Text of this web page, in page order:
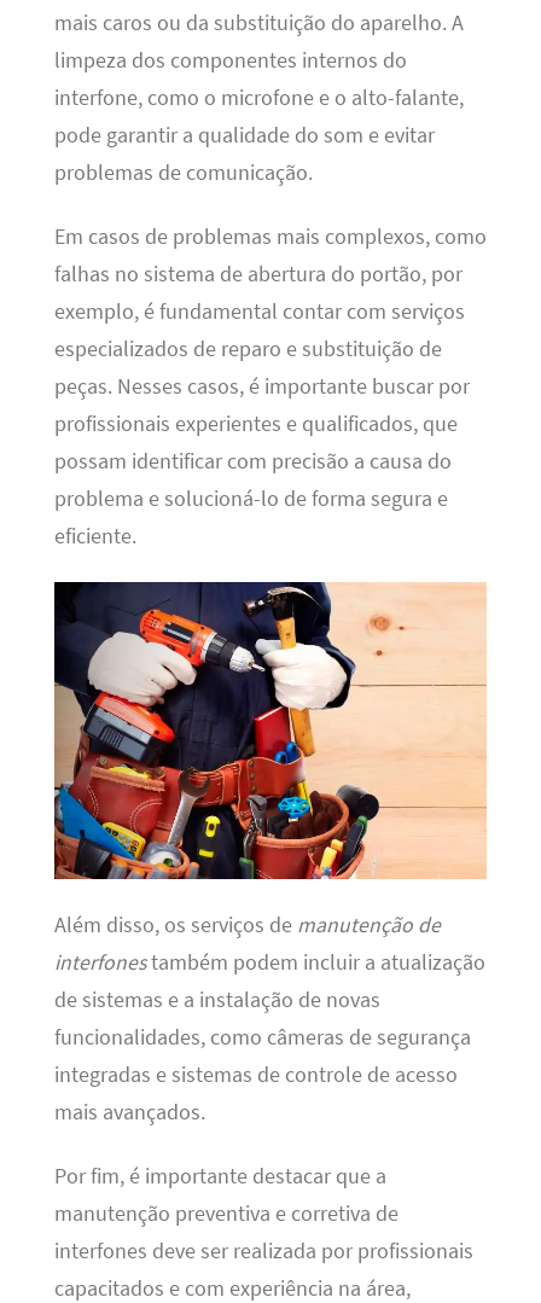
mais caros ou da substituição do aparelho. A
limpeza dos componentes internos do
interfone, como o microfone e o alto-falante,
pode garantir a qualidade do som e evitar
problemas de comunicação.
Em casos de problemas mais complexos, como
falhas no sistema de abertura do portão, por
exemplo, é fundamental contar com serviços
especializados de reparo e substituição de
peças. Nesses casos, é importante buscar por
profissionais experientes e qualificados, que
possam identificar com precisão a causa do
problema e solucioná-lo de forma segura e
eficiente.
Além disso, os serviços de manutenção de
interfonestambém podem incluir a atualização
de sistemas e a instalação de novas
funcionalidades, como câmeras de segurança
integradas e sistemas de controle de acesso
mais avançados.
Por fim, é importante destacar que a
manutenção preventiva e corretiva de
interfones deve ser realizada por profissionais
capacitados e com experiência na área,